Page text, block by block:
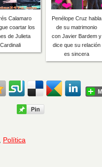
Calamaro
coartar los
de Julieta
Cardinali
Penélope Cruz habla
de su matrimonio
con Javier Bardem y
dice que su relación
es sincera
Política